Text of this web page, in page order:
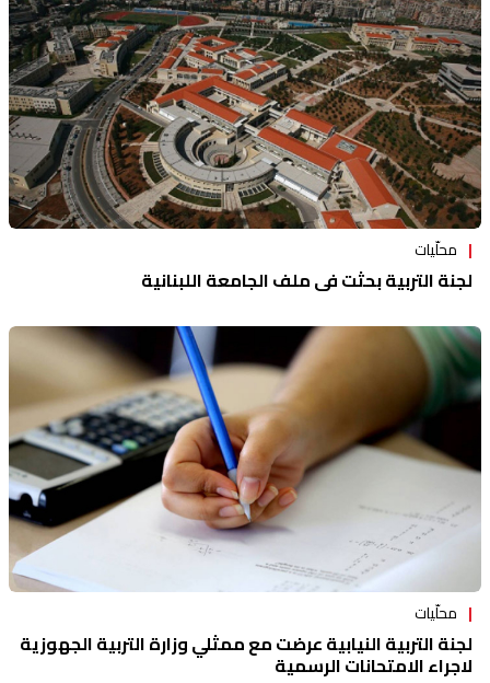
محلّيات
لجنة التربية بحثت في ملف الجامعة اللبنانية
محلّيات
لجنة التربية النيابية عرضت مع ممثلي وزارة التربية الجهوزية
لاجراء الامتحانات الرسمية